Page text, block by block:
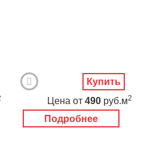
Подробнее
Цена от 490 руб.м2
Купить